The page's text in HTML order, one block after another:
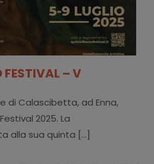
– V
di Calascibetta, ad Enna,
2025. La
alla sua quinta [...]